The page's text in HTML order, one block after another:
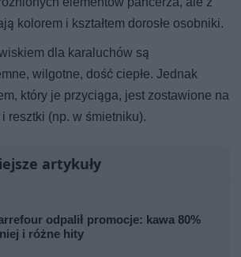
kolorem i kształtem dorosłe osobniki.
dla karaluchów są
wilgotne, dość ciepłe. Jednak
który je przyciąga, jest zostawione na
resztki (np. w śmietniku).
artykuły
odpalił promocje: kawa 80%
i różne hity